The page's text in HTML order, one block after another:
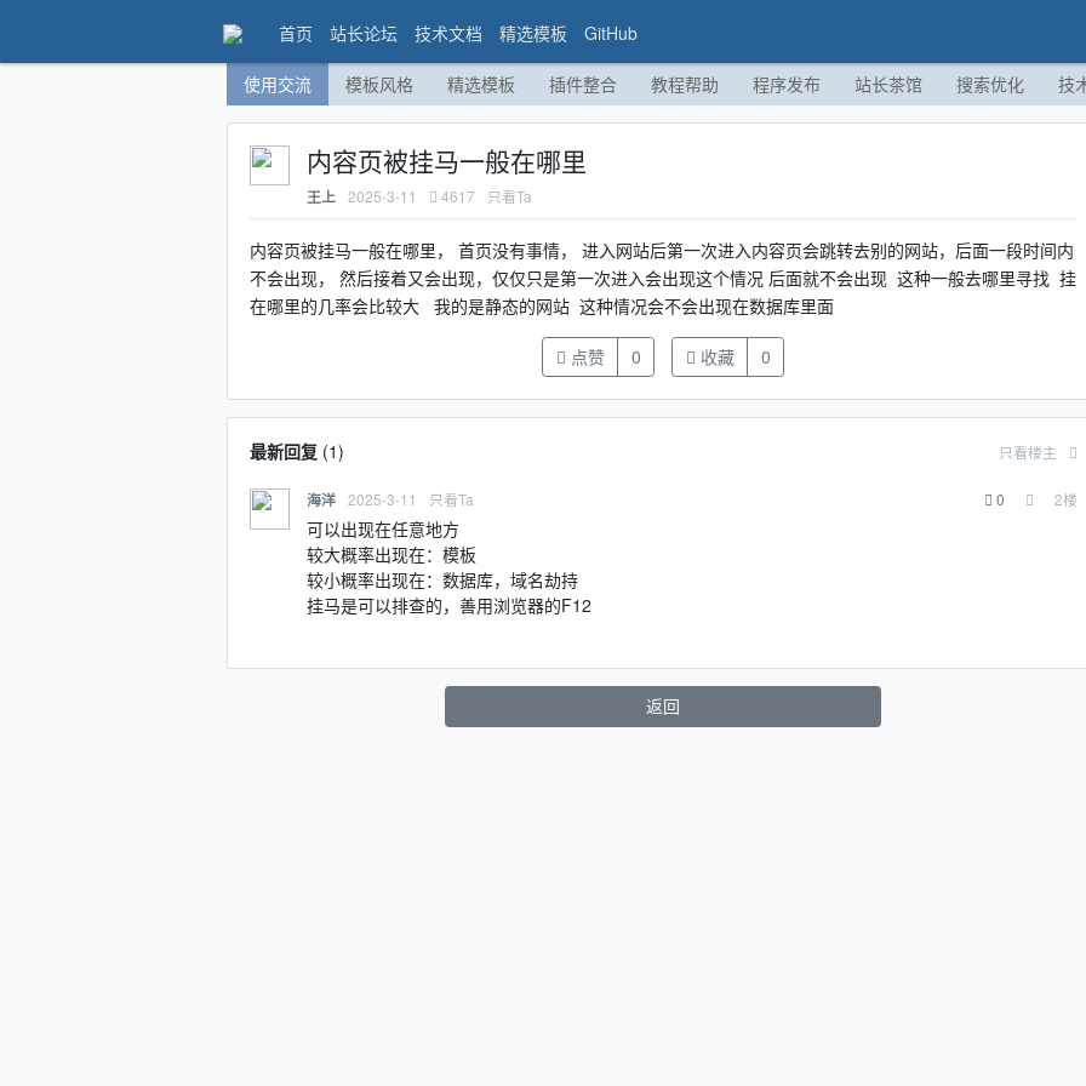
首页 站长论坛 技术文档 精选模板 GitHub
使用交流 模板风格 精选模板 插件整合 教程帮助 程序发布 站长茶馆 搜索优化 技
内容页被挂马一般在哪里
王上 2025-3-11 4617 只看Ta
内容页被挂马一般在哪里， 首页没有事情， 进入网站后第一次进入内容页会跳转去别的网站，后面一段时间内
不会出现， 然后接着又会出现，仅仅只是第一次进入会出现这个情况 后面就不会出现 这种一般去哪里寻找 挂
在哪里的几率会比较大 我的是静态的网站 这种情况会不会出现在数据库里面
点赞 0 收藏 0
最新回复(1) 只看楼主
海洋 2025-3-11 只看Ta 0 2楼
可以出现在任意地方
较大概率出现在：模板
较小概率出现在：数据库，域名劫持
挂马是可以排查的，善用浏览器的F12
返回